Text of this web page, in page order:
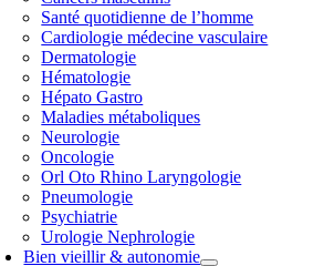
Santé quotidienne de l’homme
Cardiologie médecine vasculaire
Dermatologie
Hématologie
Hépato Gastro
Maladies métaboliques
Neurologie
Oncologie
Orl Oto Rhino Laryngologie
Pneumologie
Psychiatrie
Urologie Nephrologie
Bien vieillir & autonomie